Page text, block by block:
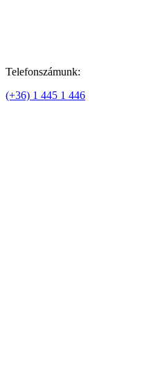
Telefonszámunk:
(+36) 1 445 1 446